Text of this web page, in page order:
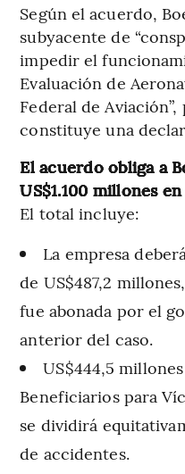
Según el acuerdo,
subyacente de
impedir el
Evaluación de
Federal de
constituye una
El acuerdo obliga a
US$1.100 millones
El total incluye:
La empresa
de US$487,2
fue abonada por el
anterior del caso.
US$444,5
Beneficiarios para
se dividirá
de accidentes.